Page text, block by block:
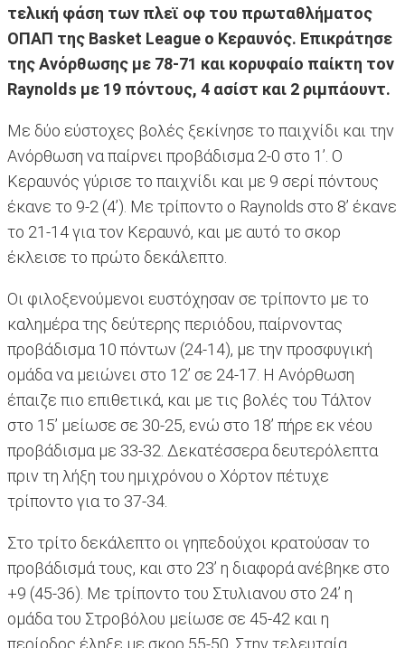
τελική φάση των πλεϊ οφ του πρωταθλήματος
ΟΠΑΠ της Basket League ο Κεραυνός. Επικράτησε
της Ανόρθωσης με 78-71 και κορυφαίο παίκτη τον
Raynolds με 19 πόντους, 4 ασίστ και 2 ριμπάουντ.
Με δύο εύστοχες βολές ξεκίνησε το παιχνίδι και την
Ανόρθωση να παίρνει προβάδισμα 2-0 στο 1’. Ο
Κεραυνός γύρισε το παιχνίδι και με 9 σερί πόντους
έκανε το 9-2 (4’). Με τρίποντο ο Raynolds στο 8’ έκανε
το 21-14 για τον Κεραυνό, και με αυτό το σκορ
έκλεισε το πρώτο δεκάλεπτο.
Οι φιλοξενούμενοι ευστόχησαν σε τρίποντο με το
καλημέρα της δεύτερης περιόδου, παίρνοντας
προβάδισμα 10 πόντων (24-14), με την προσφυγική
ομάδα να μειώνει στο 12’ σε 24-17. Η Ανόρθωση
έπαιζε πιο επιθετικά, και με τις βολές του Τάλτον
στο 15’ μείωσε σε 30-25, ενώ στο 18’ πήρε εκ νέου
προβάδισμα με 33-32. Δεκατέσσερα δευτερόλεπτα
πριν τη λήξη του ημιχρόνου ο Χόρτον πέτυχε
τρίποντο για το 37-34.
Στο τρίτο δεκάλεπτο οι γηπεδούχοι κρατούσαν το
προβάδισμά τους, και στο 23’ η διαφορά ανέβηκε στο
+9 (45-36). Με τρίποντο του Στυλιανου στο 24’ η
ομάδα του Στροβόλου μείωσε σε 45-42 και η